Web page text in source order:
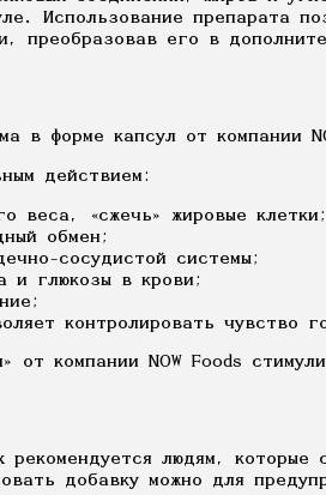
Использование препарата
преобразовав его в
в форме капсул от компании
действием:
веса, «сжечь» жировые клетки;
обмен;
сосудистой системы;
и глюкозы в крови;
контролировать чувство
от компании NOW Foods
рекомендуется людям,
добавку можно для